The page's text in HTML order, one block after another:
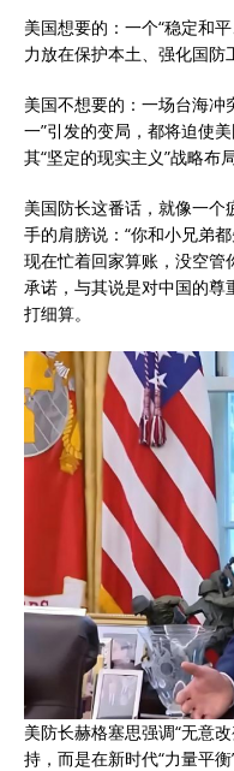
美国想要的：一个“稳定和
力放在保护本土、强化国防
美国不想要的：一场台海冲
一”引发的变局，都将迫使
其“坚定的现实主义”战略布局
美国防长这番话，就像一
手的肩膀说：“你和小兄弟
现在忙着回家算账，没空管
承诺，与其说是对中国的尊
打细算。
美防长赫格塞思强调“无意
持，而是在新时代“力量平